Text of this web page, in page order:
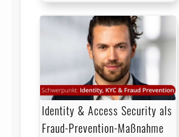
Identity & Access Security als
Fraud-Prevention-Maßnahme